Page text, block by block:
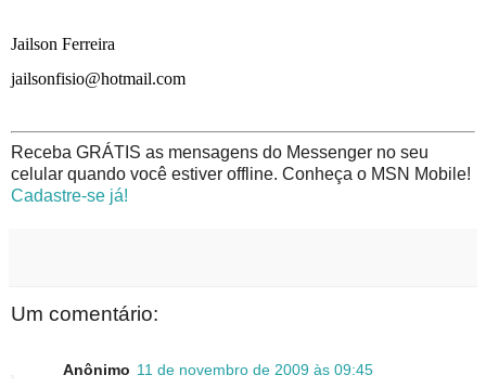
Jailson Ferreira
jailsonfisio@hotmail.com
Receba GRÁTIS as mensagens do Messenger no seu
celular quando você estiver offline. Conheça o MSN Mobile!
Cadastre-se já!
Um comentário:
Anônimo 11 de novembro de 2009 às 09:45